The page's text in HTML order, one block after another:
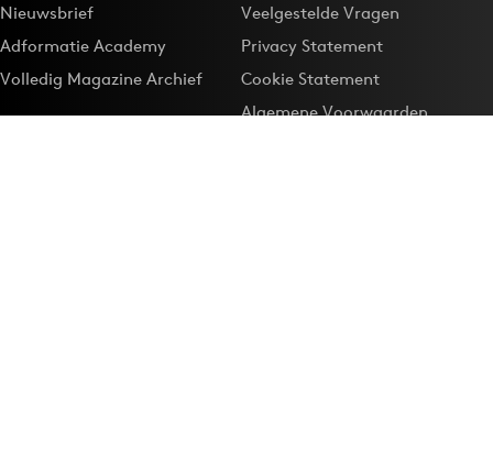
Nieuwsbrief
Adformatie Academy
Volledig Magazine Archief
Veelgestelde Vragen
Privacy Statement
Cookie Statement
Algemene Voorwaarden